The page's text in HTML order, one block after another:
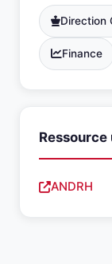
Direction
Finance
ANDRH